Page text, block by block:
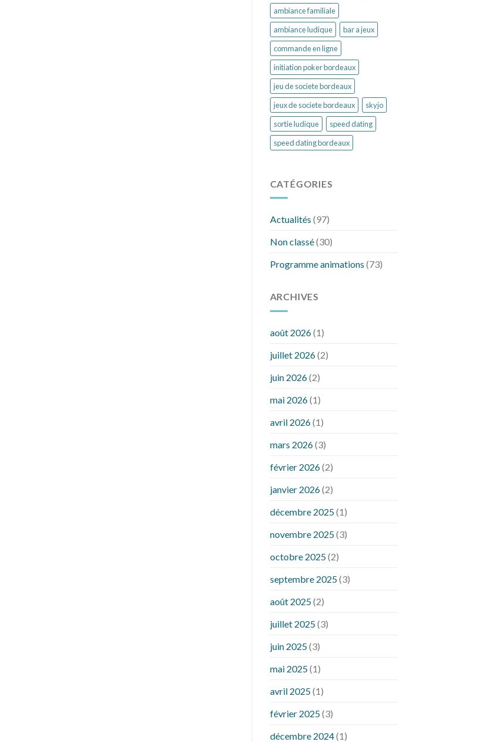
ambiance familiale
ambiance ludique
bar a jeux
commande en ligne
initiation poker bordeaux
jeu de societe bordeaux
jeux de societe bordeaux
skyjo
sortie ludique
speed dating
speed dating bordeaux
CATÉGORIES
Actualités (97)
Non classé(30)
Programme animations (73)
ARCHIVES
août 2026(1)
juillet 2026(2)
juin 2026(2)
mai 2026(1)
avril 2026(1)
mars 2026(3)
février 2026(2)
janvier 2026(2)
décembre 2025(1)
novembre 2025(3)
octobre 2025(2)
septembre 2025(3)
août 2025(2)
juillet 2025(3)
juin 2025(3)
mai 2025(1)
avril 2025(1)
février 2025(3)
décembre 2024(1)